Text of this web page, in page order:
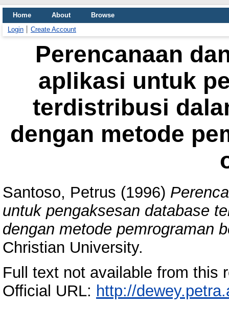
Home About
Browse
Login
Create Account
Perencanaan
aplikasi untuk
terdistribusi
dengan metode
Santoso, Petrus (1996)
untuk pengaksesan database
dengan metode pemrograman
Christian University.
Full text not available from this
Official URL: http://